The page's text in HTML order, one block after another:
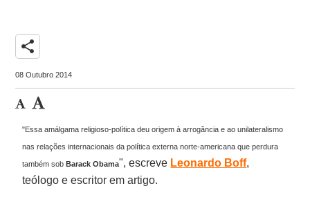
share
08 Outubro 2014
"Essa amálgama religioso-política deu origem à arrogância e ao unilateralismo
nas relações internacionais da política externa norte-americana que perdura
também sobBarack Obama", escreve Leonardo Boff,
teólogo e escritor em artigo.